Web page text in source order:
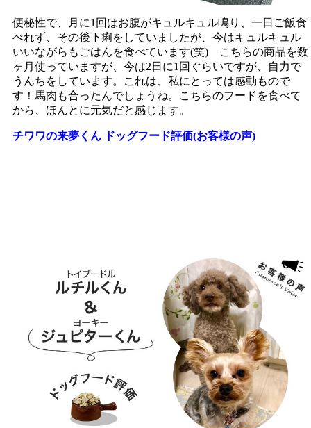
便秘性で、月に1回はお腹がキュルキュル鳴り、一日ご飯食
べれず、その後下痢をしていましたが、今はキュルキュル
いいながらもごはんを食べています(笑) こちらの商品を数
ヶ月使っていますが、今は2日に1回ぐらいですが、自力で
うんちをしています。これは、私にとっては感動もので
す！馬肉も合ったんでしょうね。こちらのフードを食べて
から、ほんとに元気だと感じます。
チワワの来夢くん ドッグフード評価(お客様の声)